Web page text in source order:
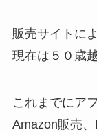
販売サイトに
現在は５０歳
これまでにア
Amazon販売